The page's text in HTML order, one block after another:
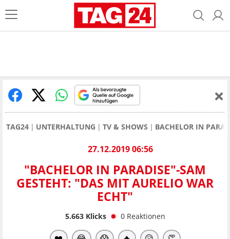
TAG24 UNTERHALTUNG TV & SHOWS BACHELOR IN
27.12.2019 06:56
"BACHELOR IN PARADISE"-SAM
GESTEHT: "DAS MIT AURELIO WAR
ECHT"
5.663Klicks 0 Reaktionen